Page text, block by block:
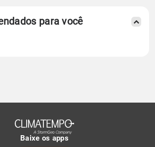
para você
Baixe os apps